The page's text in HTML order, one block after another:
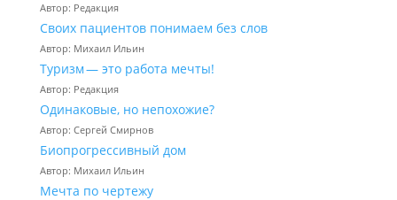
Автор: Редакция
Своих пациентов понимаем без слов
Автор: Михаил Ильин
Туризм — это работа мечты!
Автор: Редакция
Одинаковые, но непохожие?
Автор: Сергей Смирнов
Биопрогрессивный дом
Автор: Михаил Ильин
Мечта по чертежу